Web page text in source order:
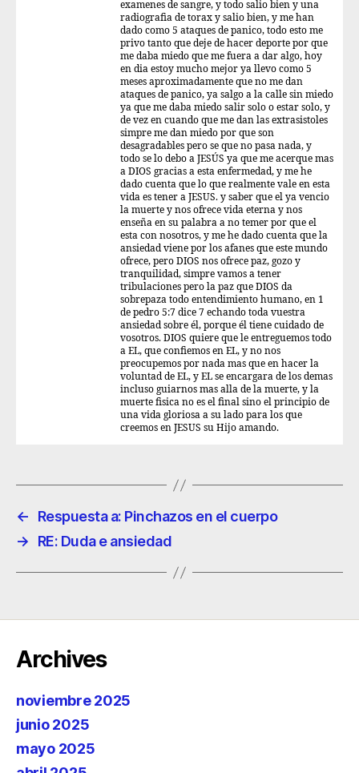
examenes de sangre, y todo salio bien y una
radiografia de torax y salio bien, y me han
dado como 5 ataques de panico, todo esto me
privo tanto que deje de hacer deporte por que
me daba miedo que me fuera a dar algo, hoy
en dia estoy mucho mejor ya llevo como 5
meses aproximadamente que no me dan
ataques de panico, ya salgo a la calle sin miedo
ya que me daba miedo salir solo o estar solo, y
de vez en cuando que me dan las extrasistoles
simpre me dan miedo por que son
desagradables pero se que no pasa nada, y
todo se lo debo a JESÚS ya que me acerque mas
a DIOS gracias a esta enfermedad, y me he
dado cuenta que lo que realmente vale en esta
vida es tener a JESUS. y saber que el ya vencio
la muerte y nos ofrece vida eterna y nos
enseña en su palabra a no temer por que el
esta con nosotros, y me he dado cuenta que la
ansiedad viene por los afanes que este mundo
ofrece, pero DIOS nos ofrece paz, gozo y
tranquilidad, simpre vamos a tener
tribulaciones pero la paz que DIOS da
sobrepaza todo entendimiento humano, en 1
de pedro 5:7 dice 7 echando toda vuestra
ansiedad sobre él, porque él tiene cuidado de
vosotros. DIOS quiere que le entreguemos todo
a EL, que confiemos en EL, y no nos
preocupemos por nada mas que en hacer la
voluntad de EL, y EL se encargara de los demas
incluso guiarnos mas alla de la muerte, y la
muerte fisica no es el final sino el principio de
una vida gloriosa a su lado para los que
creemos en JESUS su Hijo amando.
←
Respuesta a: Pinchazos en el cuerpo
→
RE: Duda e ansiedad
Archives
noviembre 2025
junio 2025
mayo 2025